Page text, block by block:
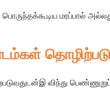
மரப்பால்
விந்து